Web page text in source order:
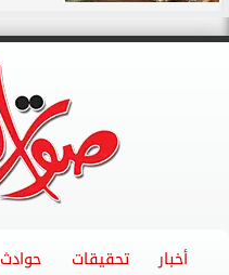
أخبار تحقيقات حوادث